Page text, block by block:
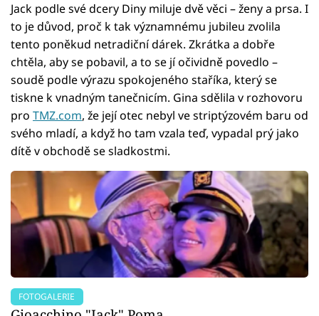
Jack podle své dcery Diny miluje dvě věci – ženy a prsa. I
to je důvod, proč k tak významnému jubileu zvolila
tento poněkud netradiční dárek. Zkrátka a dobře
chtěla, aby se pobavil, a to se jí očividně povedlo –
soudě podle výrazu spokojeného staříka, který se
tiskne k vnadným tanečnicím. Gina sdělila v rozhovoru
pro TMZ.com, že její otec nebyl ve striptýzovém baru od
svého mladí, a když ho tam vzala teď, vypadal prý jako
dítě v obchodě se sladkostmi.
FOTOGALERIE